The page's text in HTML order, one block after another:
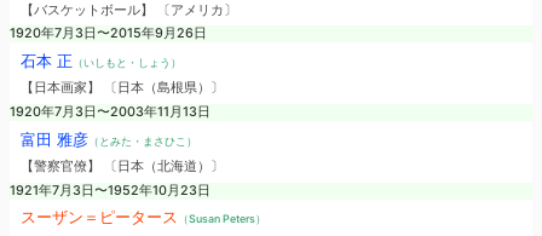
【バスケットボール】 〔アメリカ〕
1920年7月3日〜2015年9月26日
石本 正 （いしもと・しょう）
【日本画家】 〔日本（島根県）〕
1920年7月3日〜2003年11月13日
富田 雅彦（とみた・まさひこ）
【警察官僚】 〔日本（北海道）〕
1921年7月3日〜1952年10月23日
スーザン＝ピータース （Susan Peters）